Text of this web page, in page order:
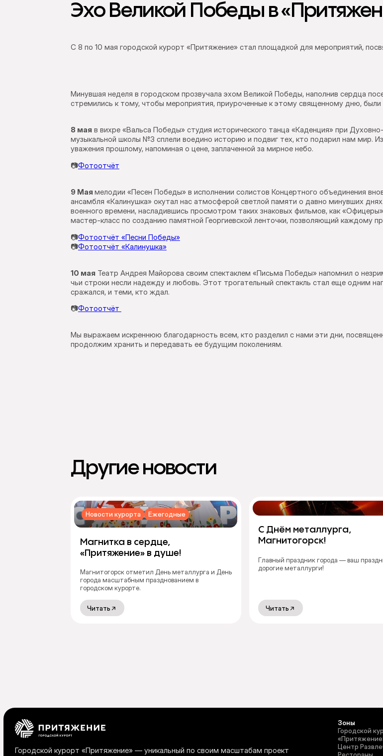
Эхо Великой Победы в
С 8 по 10 мая городской курорт «Притяжение» стал площадкой для мероприятий,
Минувшая неделя в городском прозвучала эхом Великой Победы, наполнив сердца
стремились к тому, чтобы мероприятия, приуроченные к этому священному дню, были
8 маяв вихре «Вальса Победы» студия исторического танца «Каденция» при
музыкальной школы №3 сплели воедино историю и подвиг тех, кто подарил нам мир.
уважения прошлому, напоминая о цене, заплаченной за мирное небо.
📷Фотоотчёт
9 Маямелодии «Песен Победы» в исполнении солистов Концертного объединения
ансамбля «Калинушка» окутал нас атмосферой светлой памяти о давно минувших
военного времени, насладившись просмотром таких знаковых фильмов, как
мастер-класс по созданию памятной Георгиевской ленточки, позволяющий каждому
📷Фотоотчёт «Песни Победы»
📷Фотоотчёт «Калинушка»
10 маяТеатр Андрея Майорова своим спектаклем «Письма Победы» напомнил о
чьи строки несли надежду и любовь. Этот трогательный спектакль стал еще одним
сражался, и теми, кто ждал.
📷Фотоотчёт
Мы выражаем искреннюю благодарность всем, кто разделил с нами эти дни,
продолжим хранить и передавать ее будущим поколениям.
Другие новости
Новости курорта Ежегодные
Магнитка в сердце,
«Притяжение» в душе!
Магнитогорск отметил День металлурга и День
города масштабным празднованием в
городском курорте.
Читать
С Днём металлурга,
Магнитогорск!
Главный праздник города — ваш
дорогие металлурги!
Читать
Городской курорт «Притяжение» — уникальный по своим масштабам проект
Зоны
Городской
Центр